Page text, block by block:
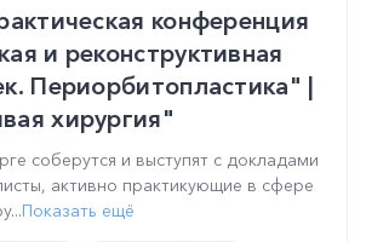
конференция
и реконструктивная
Периорбитопластика" |
хирургия"
соберутся и выступят с докладами
активно практикующие в сфере
Показать ещё